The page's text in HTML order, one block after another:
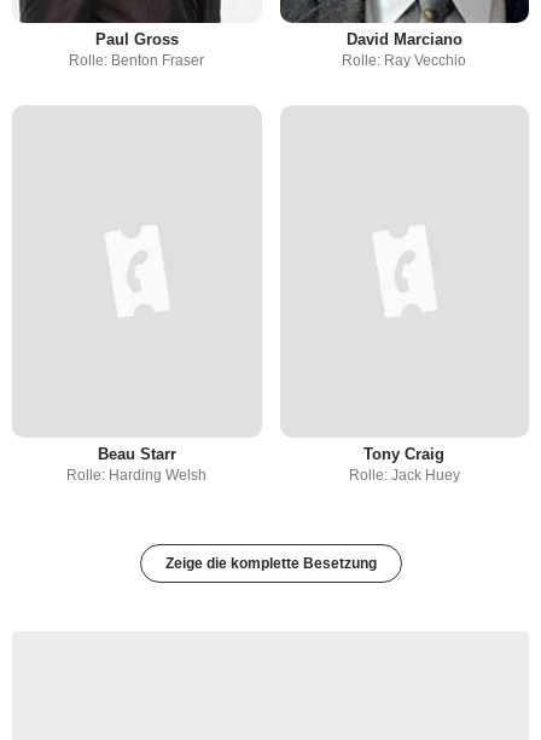
Paul Gross
Rolle: Benton Fraser
David Marciano
Rolle: Ray Vecchio
Beau Starr
Rolle: Harding Welsh
Tony Craig
Rolle: Jack Huey
Zeige die komplette Besetzung